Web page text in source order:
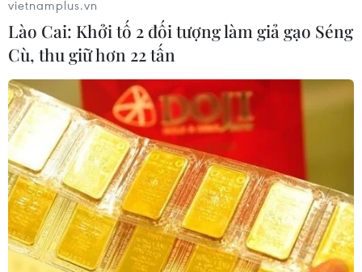
Chuyện của những phóng viên, nhà báo
tác nghiệp ở Trường Sa
vietnamplus.vn
Lào Cai: Khởi tố 2 đối tượng làm giả gạo Séng
Cù, thu giữ hơn 22 tấn